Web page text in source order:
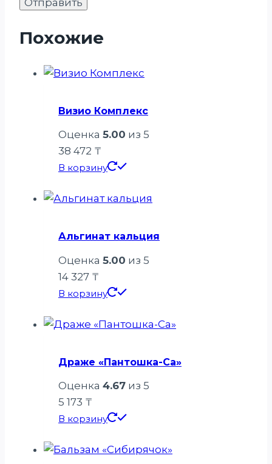
Похожие
Визио Комплекс
Оценка 5.00 из 5
38 472 ₸
В корзину
Альгинат кальция
Оценка 5.00 из 5
14 327 ₸
В корзину
Драже «Пантошка-Ca»
Оценка 4.67 из 5
5 173 ₸
В корзину